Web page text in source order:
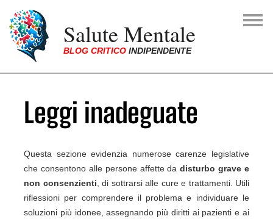
Salute Mentale
BLOG CRITICO INDIPENDENTE
Leggi inadeguate
Questa sezione evidenzia numerose carenze legislative
che consentono alle persone affette dadisturbo grave e
non consenzienti , di sottrarsi alle cure e trattamenti. Utili
riflessioni per comprendere il problema e individuare le
soluzioni più idonee, assegnando più diritti ai pazienti e ai